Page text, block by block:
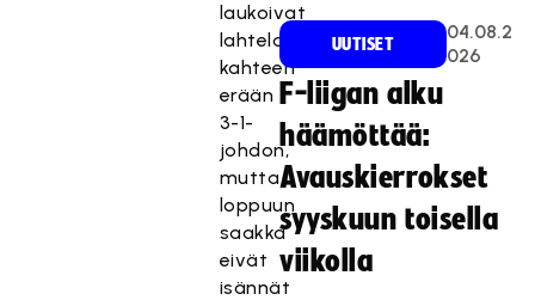
laukoivat
lahtelaisille
kahteen
erään
3-1-
johdon,
mutta
loppuun
saakka
eivät
isännät
UUTISET
04.08.2
026
F-liigan alku
häämöttää:
Avauskierrokset
syyskuun toisella
viikolla